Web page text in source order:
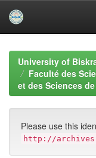
navigationUniversity of
Faculté des
et des Sciences
Please use this
http://